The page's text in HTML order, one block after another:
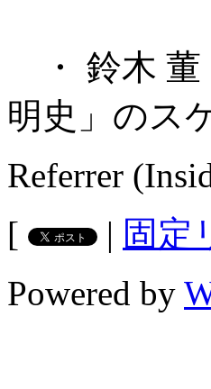
・ 鈴木
明史」のス
Referrer
[
| 固定
Powered by